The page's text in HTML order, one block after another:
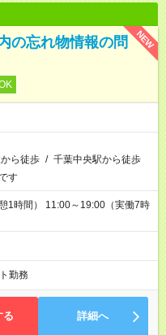
NEW
の忘れ物情報の問
ら徒歩 / 千葉中央駅から徒歩
す
1時間） 11:00～19:00（実働7時
勤務
る 詳細へ